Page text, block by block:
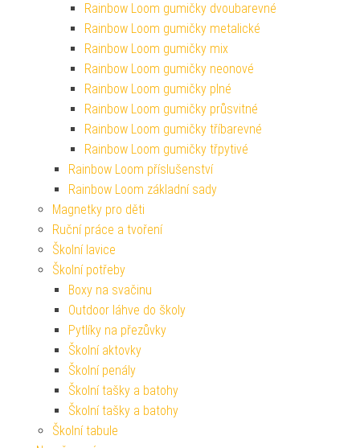
Rainbow Loom gumičky dvoubarevné
Rainbow Loom gumičky metalické
Rainbow Loom gumičky mix
Rainbow Loom gumičky neonové
Rainbow Loom gumičky plné
Rainbow Loom gumičky průsvitné
Rainbow Loom gumičky tříbarevné
Rainbow Loom gumičky třpytivé
Rainbow Loom příslušenství
Rainbow Loom základní sady
Magnetky pro děti
Ruční práce a tvoření
Školní lavice
Školní potřeby
Boxy na svačinu
Outdoor láhve do školy
Pytlíky na přezůvky
Školní aktovky
Školní penály
Školní tašky a batohy
Školní tašky a batohy
Školní tabule